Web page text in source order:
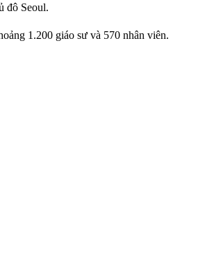
đô Seoul.
1.200 giáo sư và 570 nhân viên.